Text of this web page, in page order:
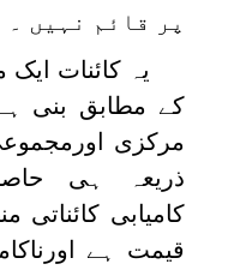
پر قائم نہیں ۔
یہ کائنات
کے مطابق بنی
مرکزی
ذریعہ ہی
کامیابی
قیمت ہے